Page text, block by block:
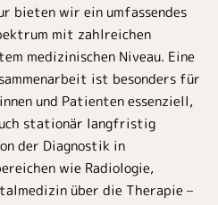
bieten wir ein umfassendes
mit zahlreichen
medizinischen Niveau. Eine
ist besonders für
und Patienten essenziell,
stationär langfristig
der Diagnostik in
wie Radiologie,
über die Therapie –